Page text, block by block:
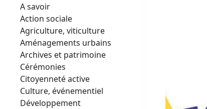
A savoir
Action sociale
Agriculture, viticulture
Aménagements urbains
Archives et patrimoine
Cérémonies
Citoyenneté active
Culture, événementiel
Développement